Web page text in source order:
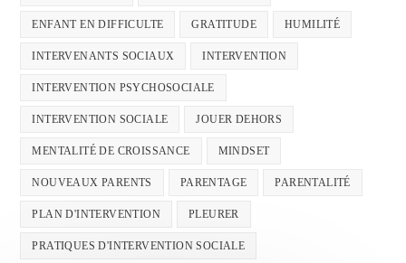
ENFANT EN DIFFICULTE GRATITUDE HUMILITÉ
INTERVENANTS SOCIAUX INTERVENTION
INTERVENTION PSYCHOSOCIALE
INTERVENTION SOCIALE JOUER DEHORS
MENTALITÉ DE CROISSANCE MINDSET
NOUVEAUX PARENTS PARENTAGE PARENTALITÉ
PLAN D'INTERVENTION PLEURER
PRATIQUES D'INTERVENTION SOCIALE